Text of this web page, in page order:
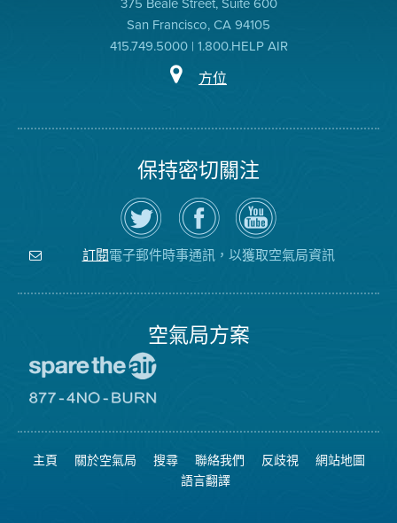
San Francisco, CA 94105
415.749.5000 | 1.800.HELP AIR
方位
保持密切關注
在
Twitter
上
關
注
空
瀏
覽
氣
局
的
空
氣
局
YouTube
頻
道
訂閱電子郵件時事通訊，以獲取空氣局資訊
空氣局方案
空
日
網
站
8774
可
燃
燒
主頁 關於空氣局 搜尋 聯絡我們 反歧視
網站地圖
語言翻譯